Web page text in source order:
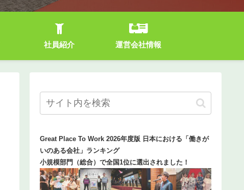
社員紹介 運営会社情報
Great Place To Work 2026年度版 日本における「働きが
いのある会社」ランキング
小規模部門（総合）で全国1位に選出されました！